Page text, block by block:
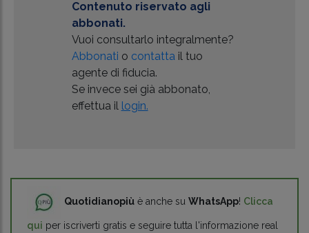
Contenuto riservato agli
abbonati.
Vuoi consultarlo integralmente?
Abbonati o contattail tuo
agente di fiducia.
Se invece sei già abbonato,
effettua il login.
Quotidianopiù è anche su WhatsApp! Clicca
qui per iscriverti gratis e seguire tutta l'informazione real